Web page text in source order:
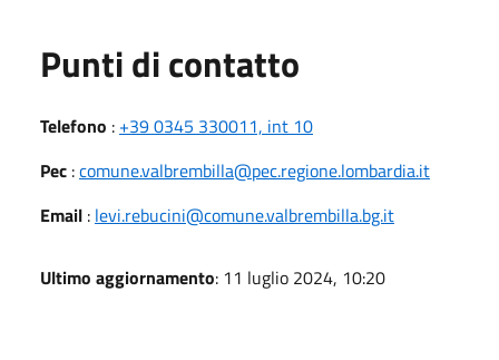
Punti di contatto
Telefono : +39 0345 330011, int 10
Pec :comune.valbrembilla@pec.regione.lombardia.it
Email : levi.rebucini@comune.valbrembilla.bg.it
Ultimo aggiornamento: 11 luglio 2024, 10:20